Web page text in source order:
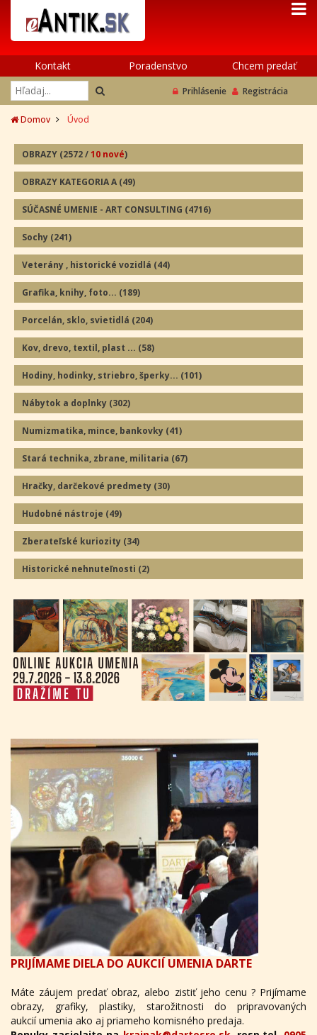
Kontakt Poradenstvo Chcem predať
Prihlásenie Registrácia
Domov Úvod
OBRAZY (2572/10 nové)
OBRAZY KATEGORIA A (49)
SÚČASNÉ UMENIE - ART CONSULTING (4716)
Sochy (241)
Veterány , historické vozidlá (44)
Grafika, knihy, foto... (189)
Porcelán, sklo, svietidlá (204)
Kov, drevo, textil, plast ... (58)
Hodiny, hodinky, striebro, šperky... (101)
Nábytok a doplnky (302)
Numizmatika, mince, bankovky (41)
Stará technika, zbrane, militaria (67)
Hračky, darčekové predmety (30)
Hudobné nástroje (49)
Zberateľské kuriozity (34)
Historické nehnuteľnosti (2)
PRIJÍMAME DIELA DO AUKCIÍ UMENIA DARTE
Máte záujem predať obraz, alebo zistiť jeho cenu ? Prijímame
obrazy, grafiky, plastiky, starožitnosti do pripravovaných
aukcií umenia ako aj priameho komisného predaja.